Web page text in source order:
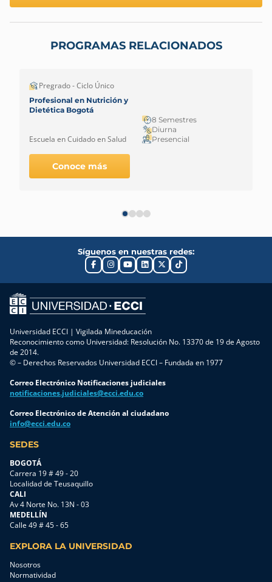
PROGRAMAS RELACIONADOS
Pregrado - Ciclo Único
Profesional en Nutrición y
Dietética Bogotá
Escuela en Cuidado en Salud
8 Semestres
Diurna
Presencial
Conoce más
Síguenos en nuestras redes:
Universidad ECCI | Vigilada Mineducación
Reconocimiento como Universidad: Resolución No. 13370 de 19 de Agosto
de 2014.
© – Derechos Reservados Universidad ECCI – Fundada en 1977
Correo Electrónico Notificaciones judiciales
notificaciones.judiciales@ecci.edu.co
Correo Electrónico de Atención al ciudadano
info@ecci.edu.co
SEDES
BOGOTÁ
Carrera 19 # 49 - 20
Localidad de Teusaquillo
CALI
Av 4 Norte No. 13N - 03
MEDELLÍN
Calle 49 # 45 - 65
EXPLORA LA UNIVERSIDAD
Nosotros
Normatividad